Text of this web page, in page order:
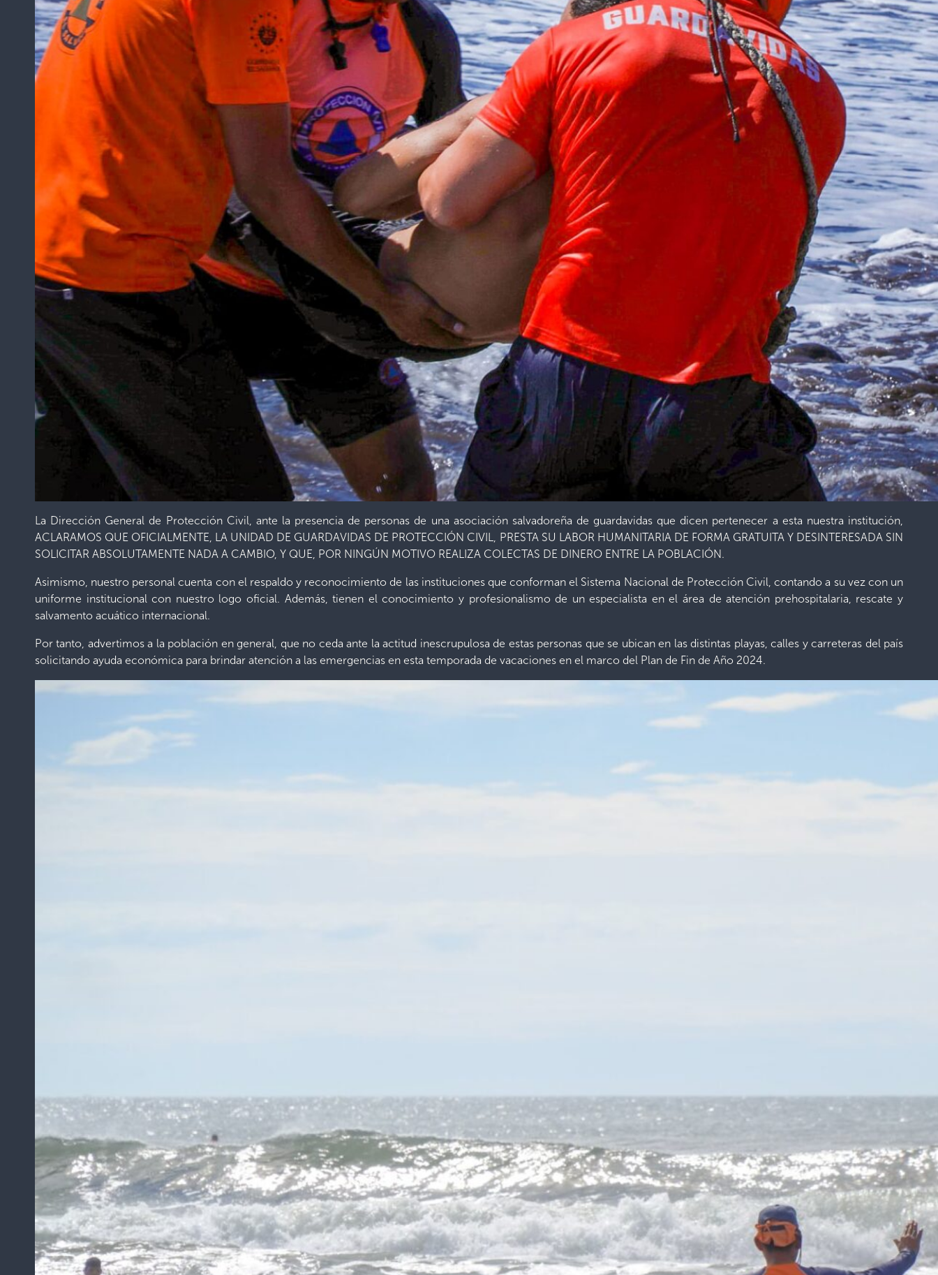
La Dirección General de Protección Civil, ante la presencia de personas de una asociación salvadoreña de guardavidas que dicen pertenecer a esta nuestra institución,
ACLARAMOS QUE OFICIALMENTE, LA UNIDAD DE GUARDAVIDAS DE PROTECCIÓN CIVIL, PRESTA SU LABOR HUMANITARIA DE FORMA GRATUITA Y DESINTERESADA SIN
SOLICITAR ABSOLUTAMENTE NADA A CAMBIO, Y QUE, POR NINGÚN MOTIVO REALIZA COLECTAS DE DINERO ENTRE LA POBLACIÓN.
Asimismo, nuestro personal cuenta con el respaldo y reconocimiento de las instituciones que conforman el Sistema Nacional de Protección Civil, contando a su vez con un
uniforme institucional con nuestro logo oficial. Además, tienen el conocimiento y profesionalismo de un especialista en el área de atención prehospitalaria, rescate y
salvamento acuático internacional.
Por tanto, advertimos a la población en general, que no ceda ante la actitud inescrupulosa de estas personas que se ubican en las distintas playas, calles y carreteras del país
solicitando ayuda económica para brindar atención a las emergencias en esta temporada de vacaciones en el marco del Plan de Fin de Año 2024.